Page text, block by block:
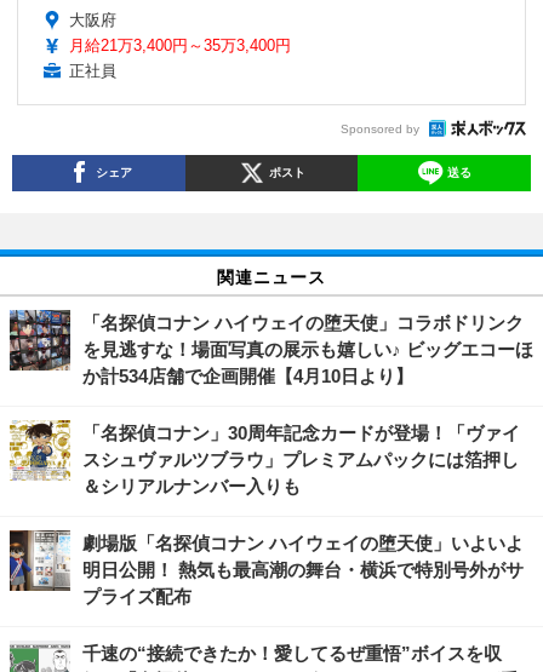
大阪府
月給21万3,400円～35万3,400円
正社員
Sponsored by
シェア ポスト 送る
関連ニュース
「名探偵コナン ハイウェイの堕天使」コラボドリンク
を見逃すな！場面写真の展示も嬉しい♪ ビッグエコーほ
か計534店舗で企画開催【4月10日より】
「名探偵コナン」30周年記念カードが登場！「ヴァイ
スシュヴァルツブラウ」プレミアムパックには箔押し
＆シリアルナンバー入りも
劇場版「名探偵コナン ハイウェイの堕天使」いよいよ
明日公開！ 熱気も最高潮の舞台・横浜で特別号外がサ
プライズ配布
千速の“接続できたか！愛してるぜ重悟”ボイスを収